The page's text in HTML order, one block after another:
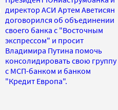
директор АСИ Артем Аветисян
договорился об объединении
своего банка с "Восточным
экспрессом" и просит
Владимира Путина помочь
консолидировать свою группу
с МСП-банком и банком
"Кредит Европа".